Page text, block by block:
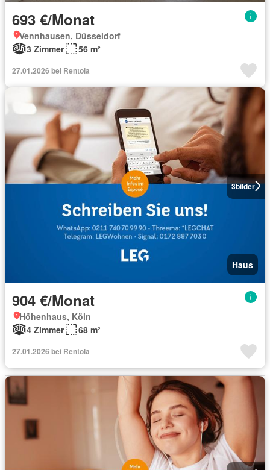
693 €/Monat
Vennhausen, Düsseldorf
3 Zimmer
56 m²
27.01.2026 bei Rentola
3bilder
Haus
904 €/Monat
Höhenhaus, Köln
4 Zimmer
68 m²
27.01.2026 bei Rentola